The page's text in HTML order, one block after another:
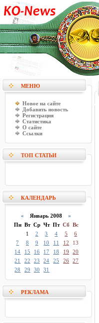
МЕНЮ
Новое на сайте
Добавить новость
Регистрация
Статистика
О сайте
Ссылки
ТОП СТАТЬИ
КАЛЕНДАРЬ
« Январь 2008»
Пн Вт Ср Чт Пт Сб Вс
1
2 3 4 5
6
7
8 9 10 11 12
13
14
15 16 17 18 19
20
21
22 23 24 25 26 27
28
29 30 31
РЕКЛАМА